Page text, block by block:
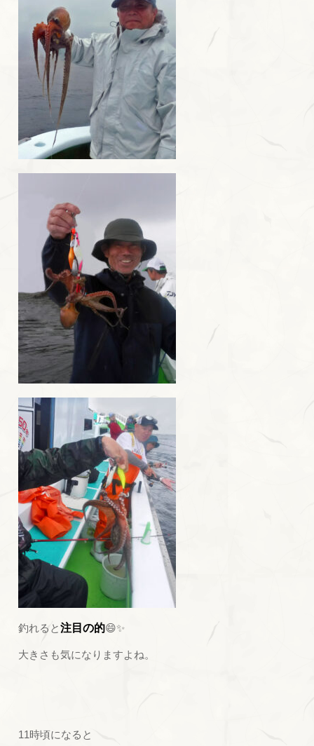
釣れると注目の的😄✨
大きさも気になりますよね。
11時頃になると